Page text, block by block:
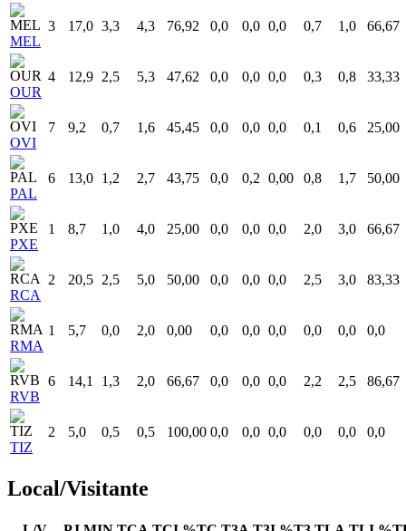
MEL
3 17,0 3,3 4,3 76,92 0,0 0,0 0,0 0,7 1,0 66,67
OUR
4 12,9 2,5 5,3 47,62 0,0 0,0 0,0 0,3 0,8 33,33
OVI
7 9,2 0,7 1,6 45,45 0,0 0,0 0,0 0,1 0,6 25,00
PAL
6 13,0 1,2 2,7 43,75 0,0 0,2 0,00 0,8 1,7 50,00
PXE
1 8,7 1,0 4,0 25,00 0,0 0,0 0,0 2,0 3,0 66,67
RCA
2 20,5 2,5 5,0 50,00 0,0 0,0 0,0 2,5 3,0 83,33
RMA
1 5,7 0,0 2,0 0,00 0,0 0,0 0,0 0,0 0,0 0,0
RVB
6 14,1 1,3 2,0 66,67 0,0 0,0 0,0 2,2 2,5 86,67
TIZ
2 5,0 0,5 0,5 100,00 0,0 0,0 0,0 0,0 0,0 0,0
Local/Visitante